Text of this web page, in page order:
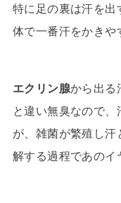
特に足の裏は汗を出
体で一番汗をかきや
エクリン腺から出る
と違い無臭なので
が、雑菌が繁殖し
解する過程であのイ